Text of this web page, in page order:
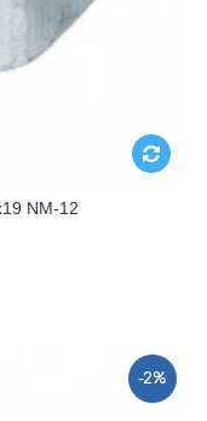
NM-12
-2%